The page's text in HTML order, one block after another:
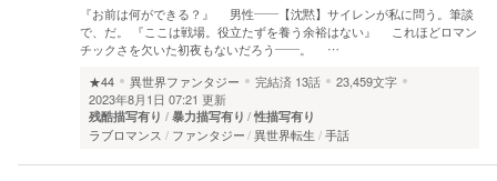
『お前は何ができる？』 男性――【沈黙】サイレンが私に問う。筆談
で、だ。 『ここは戦場。役立たずを養う余裕はない』 これほどロマン
チックさを欠いた初夜もないだろう――。 …
★44
異世界ファンタジー 完結済 13話
23,459文字
2023年8月1日 07:21 更新
残酷描写有り 暴力描写有り 性描写有り
ラブロマンス ファンタジー 異世界転生 手話